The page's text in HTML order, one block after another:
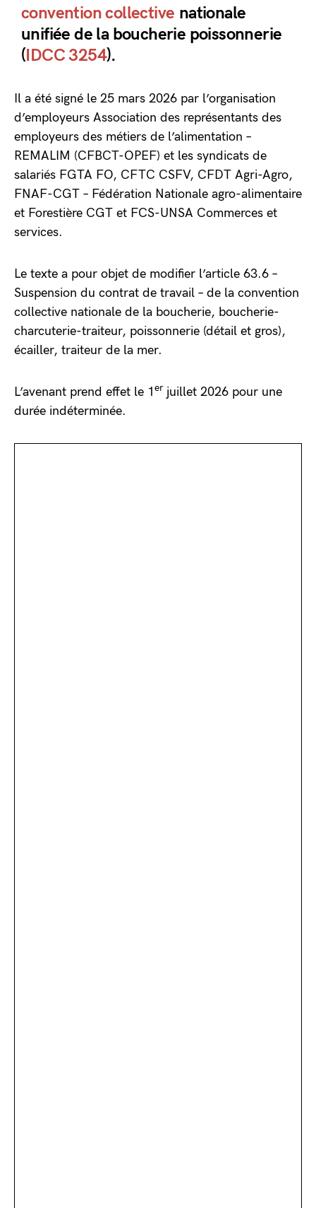
convention collective nationale
unifiée de la boucherie poissonnerie
(IDCC 3254).
Il a été signé le 25 mars 2026 par l’organisation
d’employeurs Association des représentants des
employeurs des métiers de l’alimentation –
REMALIM (CFBCT-OPEF) et les syndicats de
salariés FGTA FO, CFTC CSFV, CFDT Agri-Agro,
FNAF-CGT – Fédération Nationale agro-alimentaire
et Forestière CGT et FCS-UNSA Commerces et
services.
Le texte a pour objet de modifier l’article 63.6 –
Suspension du contrat de travail – de la convention
collective nationale de la boucherie, boucherie-
charcuterie-traiteur, poissonnerie (détail et gros),
écailler, traiteur de la mer.
L’avenant prend effet le 1 er juillet 2026 pour une
durée indéterminée.